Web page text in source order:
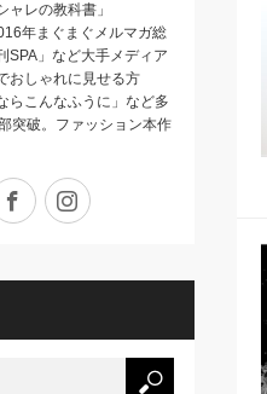
レの教科書」
年まぐまぐメルマガ総
SPA」など大手メディア
おしゃれに見せる方
らこんなふうに」など多
突破。ファッション本作
Facebook